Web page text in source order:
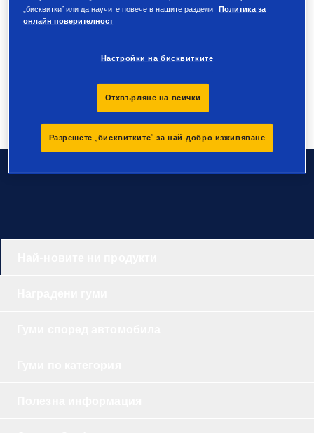
Услуги, предлагани онлайн и в магазин
Информация за контакт Услуги
„бисквитки“ или да научите повече в нашите раздели Политика за
онлайн поверителност
Настройки на бисквитките
Отхвърляне на всички
Разрешете „бисквитките“ за най-добро изживяване